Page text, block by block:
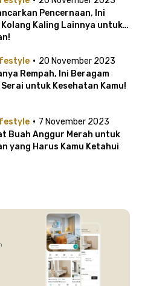
Pencernaan, Ini
Kaling Lainnya untuk
· 20 November 2023
Rempah, Ini Beragam
untuk Kesehatan Kamu!
· 7 November 2023
Buah Anggur Merah untuk
yang Harus Kamu Ketahui